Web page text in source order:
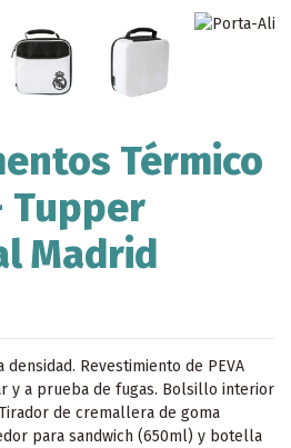
Térmico
Tupper
Madrid
Revestimiento de PEVA
y a prueba de fugas. Bolsillo interior
de cremallera de goma
para sandwich (650ml) y botella